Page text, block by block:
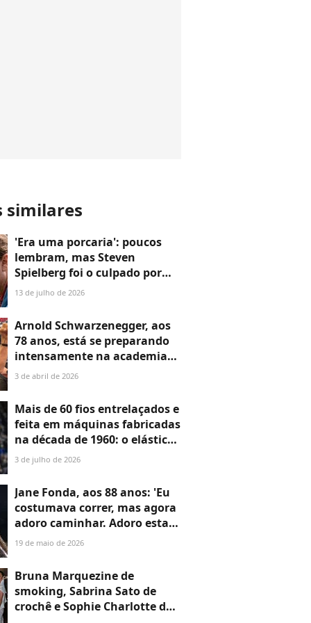
similares
'Era uma porcaria': poucos
lembram, mas Steven
Spielberg foi o culpado por
um detalhe em 'Jurassic Park'
Sam Neill
13 de julho de 2026
Arnold Schwarzenegger, aos
78 anos, está se preparando
intensamente na academia
para a sequência de 'Conan, o
3 de abril de 2026
Mais de 60 fios entrelaçados e
feita em máquinas fabricadas
na década de 1960: o elástico
usado por Erling Haaland no
escandinavo e expertise da
Coréia do Sul
3 de julho de 2026
Jane Fonda, aos 88 anos: 'Eu
costumava correr, mas agora
adoro caminhar. Adoro estar
ao ar livre, na floresta'
19 de maio de 2026
Bruna Marquezine de
smoking, Sabrina Sato de
crochê e Sophie Charlotte de